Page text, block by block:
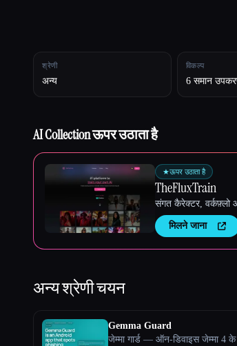
श्रेणी
अन्य
विकल्प
6 समान
AI Collection ऊपर उठाता है
★ऊपर उठाता है
TheFluxTrain
संगत कैरेक्टर, वर्कफ़्लो
मिलने जाना
अन्यश्रेणी चयन
Gemma Guard
जेम्मा गार्ड — ऑन-डिवाइस जेम्मा 4 के